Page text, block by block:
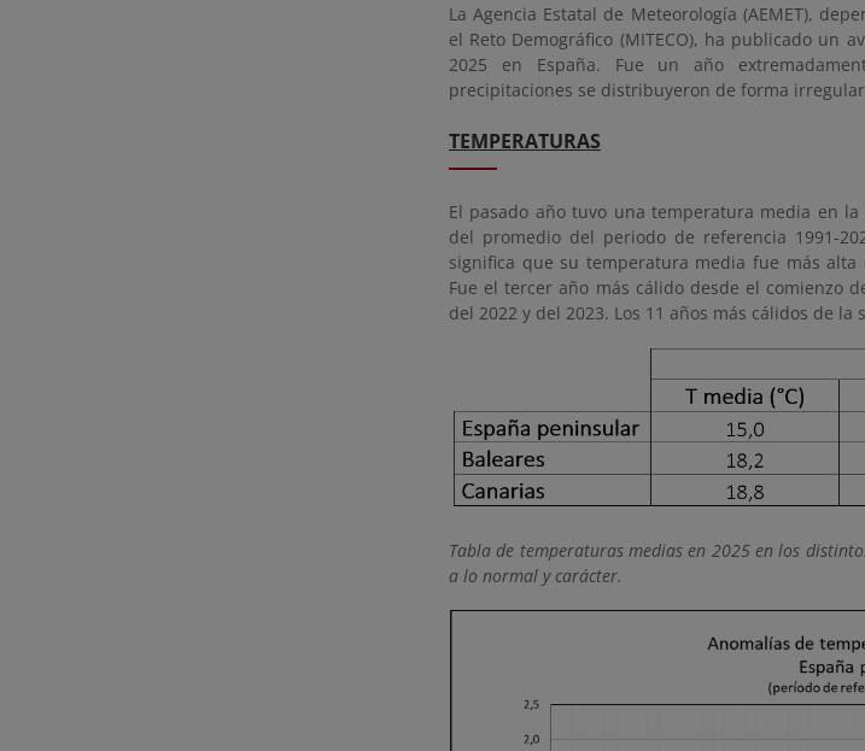
La Agencia Estatal de Meteorología (AEMET),
el Reto Demográfico (MITECO), ha publicado un
2025 en España. Fue un año
precipitaciones se distribuyeron de forma
TEMPERATURAS
El pasado año tuvo una temperatura media en
del promedio del periodo de referencia 1991-
significa que su temperatura media fue más
Fue el tercer año más cálido desde el comienzo
del 2022 y del 2023. Los 11 años más cálidos de la
Tabla de temperaturas medias en 2025 en los
a lo normal y carácter.